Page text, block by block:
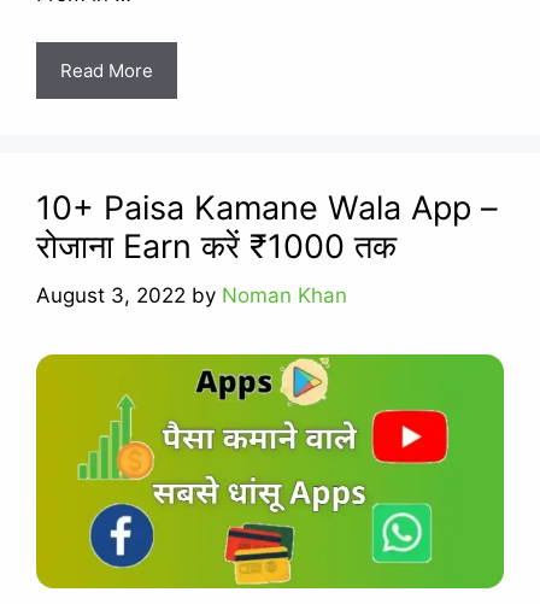
Read More
10+ Paisa Kamane Wala App –
रोजाना Earn करें ₹1000 तक
August 3, 2022 by Noman Khan